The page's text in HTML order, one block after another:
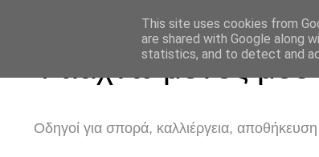
Φτιάχνω μόνος μου
Οδηγοί για σπορά, καλλιέργεια,
This site uses cookies from
are shared with Google along
statistics, and to detect and